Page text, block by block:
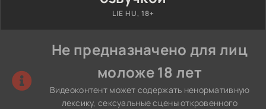
LIE HU, 18+
Не предназначено для лиц
моложе 18 лет
Видеоконтент может содержать ненормативную
лексику, сексуальные сцены откровенного